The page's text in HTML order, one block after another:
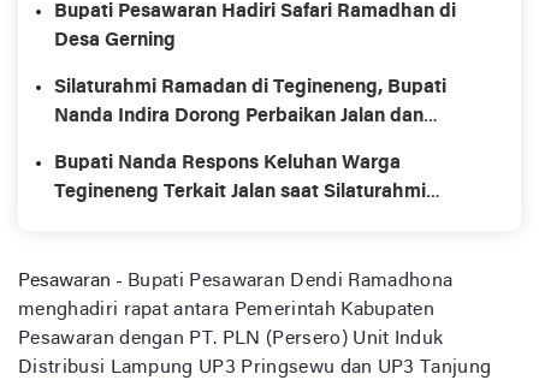
Bupati Pesawaran Hadiri Safari Ramadhan di
Desa Gerning
Silaturahmi Ramadan di Tegineneng, Bupati
Nanda Indira Dorong Perbaikan Jalan dan
Bupati Nanda Respons Keluhan Warga
Tegineneng Terkait Jalan saat Silaturahmi
Pesawaran - Bupati Pesawaran Dendi Ramadhona
menghadiri rapat antara Pemerintah Kabupaten
Pesawaran dengan PT. PLN (Persero) Unit Induk
Distribusi Lampung UP3 Pringsewu dan UP3 Tanjung